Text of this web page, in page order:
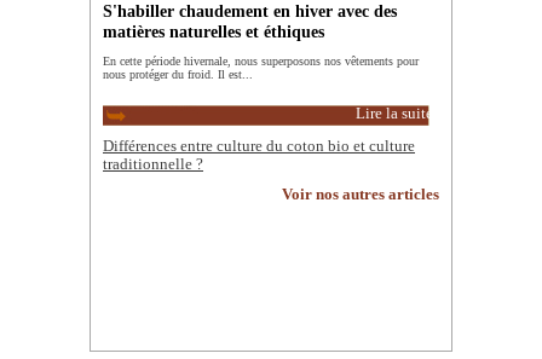
S'habiller chaudement en hiver avec des
matières naturelles et éthiques
En cette période hivernale, nous superposons nos vêtements pour
nous protéger du froid. Il est...
Lire la suite
Différences entre culture du coton bio et culture
traditionnelle ?
Voir nos autres articles